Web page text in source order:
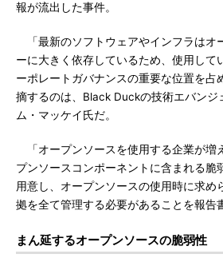
報が流出した事件。
「最新のソフトウェアやインフラはオ
ーに大きく依存しているため、使用して
ーポレートガバナンスの重要な位置を占
摘するのは、Black Duckの技術エバンジ
ム・マッケイ氏だ。
「オープンソースを使用する企業が増
プンソースコンポーネントに含まれる脆
用意し、オープンソースの使用時に求め
拠を全て管理する必要があることを報告
まん延するオープンソースの脆弱性